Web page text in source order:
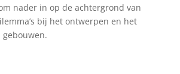
nader in op de achtergrond van
bij het ontwerpen en het